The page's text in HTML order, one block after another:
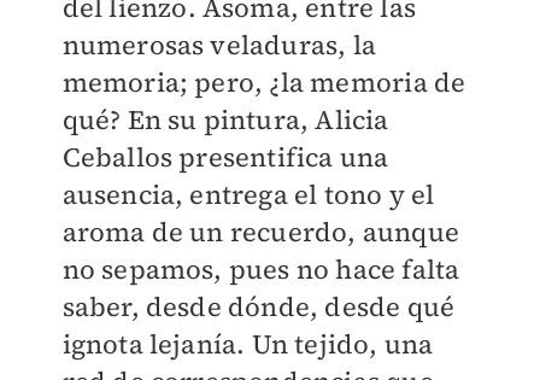
del lienzo. Asoma, entre las
numerosas veladuras, la
memoria; pero, ¿la memoria de
qué? En su pintura, Alicia
Ceballos presentifica una
ausencia, entrega el tono y el
aroma de un recuerdo, aunque
no sepamos, pues no hace falta
saber, desde dónde, desde qué
ignota lejanía. Un tejido, una